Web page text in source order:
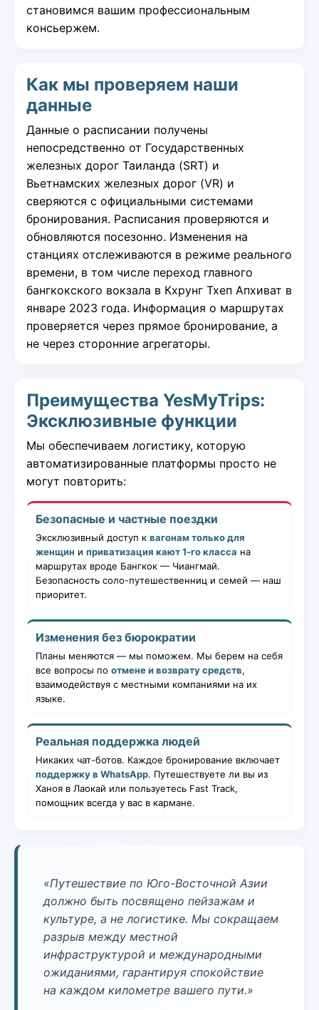
становимся вашим профессиональным
консьержем.
Как мы проверяем наши
данные
Данные о расписании получены
непосредственно от Государственных
железных дорог Таиланда (SRT) и
Вьетнамских железных дорог (VR) и
сверяются с официальными системами
бронирования. Расписания проверяются и
обновляются посезонно. Изменения на
станциях отслеживаются в режиме реального
времени, в том числе переход главного
бангкокского вокзала в Кхрунг Тхеп Апхиват в
январе 2023 года. Информация о маршрутах
проверяется через прямое бронирование, а
не через сторонние агрегаторы.
Преимущества YesMyTrips:
Эксклюзивные функции
Мы обеспечиваем логистику, которую
автоматизированные платформы просто не
могут повторить:
Безопасные и частные поездки
Эксклюзивный доступ к вагонам только для
женщин и приватизация кают 1-го класса на
маршрутах вроде Бангкок — Чиангмай.
Безопасность соло-путешественниц и семей — наш
приоритет.
Изменения без бюрократии
Планы меняются — мы поможем. Мы берем на себя
все вопросы по отмене и возврату средств,
взаимодействуя с местными компаниями на их
языке.
Реальная поддержка людей
Никаких чат-ботов. Каждое бронирование включает
поддержку в WhatsApp. Путешествуете ли вы из
Ханоя в Лаокай или пользуетесь Fast Track,
помощник всегда у вас в кармане.
«Путешествие по Юго-Восточной Азии
должно быть посвящено пейзажам и
культуре, а не логистике. Мы сокращаем
разрыв между местной
инфраструктурой и международными
ожиданиями, гарантируя спокойствие
на каждом километре вашего пути.»